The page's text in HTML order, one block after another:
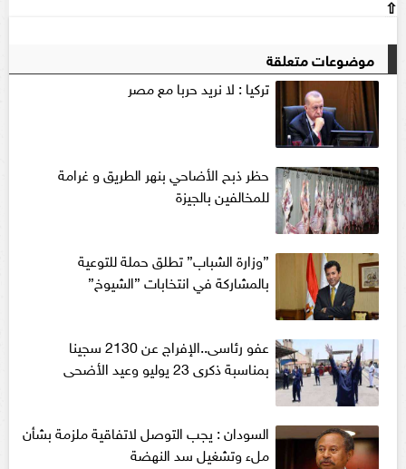
⇧
موضوعات متعلقة
تركيا : لا نريد حربا مع مصر
حظر ذبح الأضاحي بنهر الطريق و غرامة
للمخالفين بالجيزة
”وزارة الشباب” تطلق حملة للتوعية
بالمشاركة في انتخابات ”الشيوخ”
عفو رئاسى..الإفراج عن 2130 سجينا
بمناسبة ذكرى 23 يوليو وعيد الأضحى
السودان : يجب التوصل لاتفاقية ملزمة بشأن
ملء وتشغيل سد النهضة